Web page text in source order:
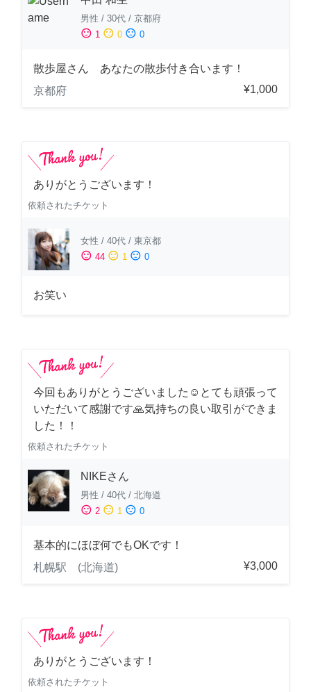
男性 / 30代 / 京都府
sentiment_satisfied 1 sentiment_neutral 0 sentiment_dissatisfied 0
散歩屋さん あなたの散歩付き合います！
京都府
¥1,000
ありがとうございます！
依頼されたチケット
女性 / 40代 / 東京都
sentiment_satisfied 44 sentiment_neutral 1 sentiment_dissatisfied 0
お笑い
今回もありがとうございました☺️とても頑張って
いただいて感謝です🙏気持ちの良い取引ができま
した！！
依頼されたチケット
NIKEさん
男性 / 40代 / 北海道
sentiment_satisfied 2 sentiment_neutral 1 sentiment_dissatisfied 0
基本的にほぼ何でもOKです！
札幌駅 (北海道)
¥3,000
ありがとうございます！
依頼されたチケット